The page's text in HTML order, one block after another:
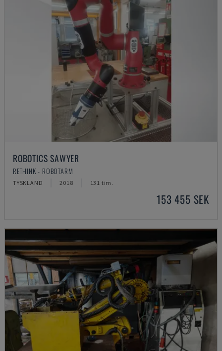
ROBOTICS SAWYER
RETHINK - ROBOTARM
TYSKLAND 2018 131 tim.
153 455 SEK